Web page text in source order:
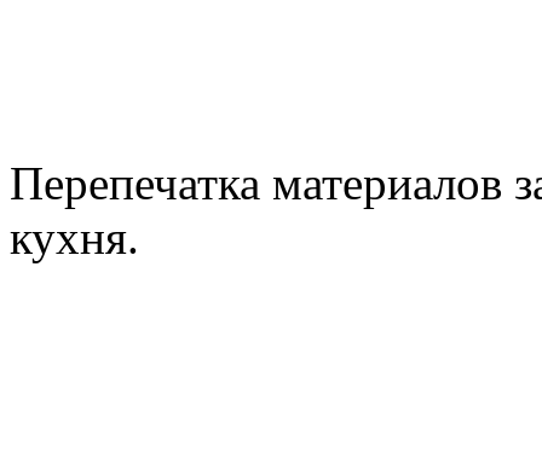
Перепечатка материалов
кухня.